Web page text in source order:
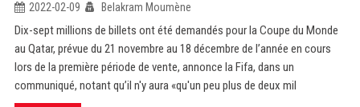
2022-02-09 Belakram Moumène
Dix-sept millions de billets ont été demandés pour la Coupe du Monde
au Qatar, prévue du 21 novembre au 18 décembre de l’année en cours
lors de la première période de vente, annonce la Fifa, dans un
communiqué, notant qu’il n'y aura «qu'un peu plus de deux mil